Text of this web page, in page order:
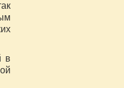
в